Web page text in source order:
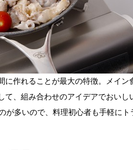
に作れることが最大の特徴。メイン
、組み合わせのアイデアでおいし
が多いので、料理初心者も手軽にト